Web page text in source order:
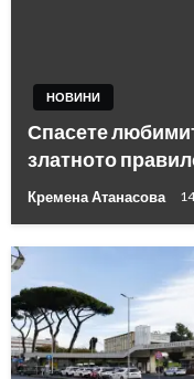
НОВИНИ
Спасете
златното
Кремена Атанасова